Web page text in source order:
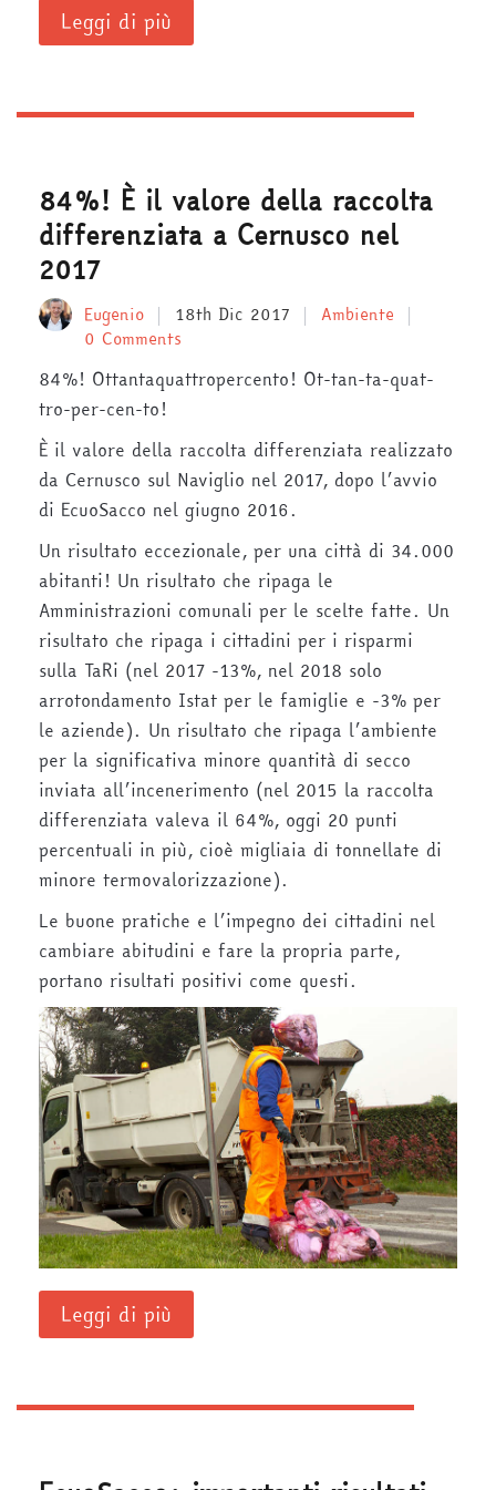
Leggi di più
84%! È il valore della raccolta
differenziata a Cernusco nel
2017
Eugenio 18th Dic 2017
Ambiente
0 Comments
84%! Ottantaquattropercento! Ot-tan-ta-quat-
tro-per-cen-to!
È il valore della raccolta differenziata realizzato
da Cernusco sul Naviglio nel 2017, dopo l’avvio
di EcuoSacco nel giugno 2016.
Un risultato eccezionale, per una città di 34.000
abitanti! Un risultato che ripaga le
Amministrazioni comunali per le scelte fatte. Un
risultato che ripaga i cittadini per i risparmi
sulla TaRi (nel 2017 -13%, nel 2018 solo
arrotondamento Istat per le famiglie e -3% per
le aziende). Un risultato che ripaga l’ambiente
per la significativa minore quantità di secco
inviata all’incenerimento (nel 2015 la raccolta
differenziata valeva il 64%, oggi 20 punti
percentuali in più, cioè migliaia di tonnellate di
minore termovalorizzazione).
Le buone pratiche e l’impegno dei cittadini nel
cambiare abitudini e fare la propria parte,
portano risultati positivi come questi.
Leggi di più